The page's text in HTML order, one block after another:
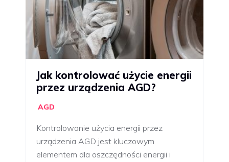
Jak kontrolować użycie energii
przez urządzenia AGD?
AGD
Kontrolowanie użycia energii przez
urządzenia AGD jest kluczowym
elementem dla oszczędności energii i